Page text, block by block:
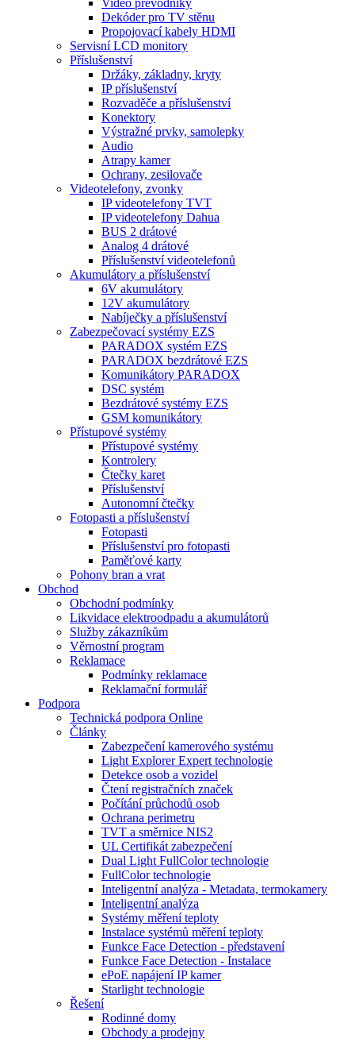
Video převodníky
Dekóder pro TV stěnu
Propojovací kabely HDMI
Servisní LCD monitory
Příslušenství
Držáky, základny, kryty
IP příslušenství
Rozvaděče a příslušenství
Konektory
Výstražné prvky, samolepky
Audio
Atrapy kamer
Ochrany, zesilovače
Videotelefony, zvonky
IP videotelefony TVT
IP videotelefony Dahua
BUS 2 drátové
Analog 4 drátové
Příslušenství videotelefonů
Akumulátory a příslušenství
6V akumulátory
12V akumulátory
Nabíječky a příslušenství
Zabezpečovací systémy EZS
PARADOX systém EZS
PARADOX bezdrátové EZS
Komunikátory PARADOX
DSC systém
Bezdrátové systémy EZS
GSM komunikátory
Přístupové systémy
Přístupové systémy
Kontrolery
Čtečky karet
Příslušenství
Autonomní čtečky
Fotopasti a příslušenství
Fotopasti
Příslušenství pro fotopasti
Paměťové karty
Pohony bran a vrat
Obchod
Obchodní podmínky
Likvidace elektroodpadu a akumulátorů
Služby zákazníkům
Věrnostní program
Reklamace
Podmínky reklamace
Reklamační formulář
Podpora
Technická podpora Online
Články
Zabezpečení kamerového systému
Light Explorer Expert technologie
Detekce osob a vozidel
Čtení registračních značek
Počítání průchodů osob
Ochrana perimetru
TVT a směrnice NIS2
UL Certifikát zabezpečení
Dual Light FullColor technologie
FullColor technologie
Inteligentní analýza - Metadata, termokamery
Inteligentní analýza
Systémy měření teploty
Instalace systémů měření teploty
Funkce Face Detection - představení
Funkce Face Detection - Instalace
ePoE napájení IP kamer
Starlight technologie
Řešení
Rodinné domy
Obchody a prodejny